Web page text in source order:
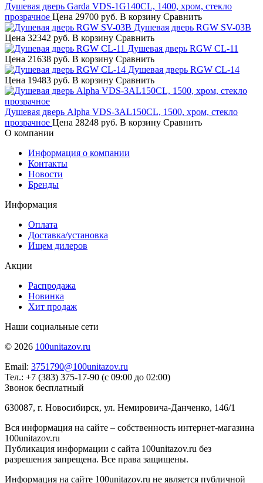
Душевая дверь Garda VDS-1G140CL, 1400, хром, стекло
прозрачное Цена 29700 руб. В корзину Сравнить
Душевая дверь RGW SV-03B
Цена 32342 руб. В корзину Сравнить
Душевая дверь RGW CL-11
Цена 21638 руб. В корзину Сравнить
Душевая дверь RGW CL-14
Цена 19483 руб. В корзину Сравнить
Душевая дверь Alpha VDS-3AL150CL, 1500, хром, стекло
прозрачное Цена 28248 руб. В корзину Сравнить
О компании
Информация о компании
Контакты
Новости
Бренды
Информация
Оплата
Доставка/установка
Ищем дилеров
Акции
Распродажа
Новинка
Хит продаж
Наши социальные сети
© 2026 100unitazov.ru
Email: 3751790@100unitazov.ru
Тел.: +7 (383) 375-17-90 (с 09:00 до 02:00)
Звонок бесплатный
630087, г. Новосибирск, ул. Немировича-Данченко, 146/1
Вся информация на сайте – собственность интернет-магазина
100unitazov.ru
Публикация информации с сайта 100unitazov.ru без
разрешения запрещена. Все права защищены.
Информация на сайте 100unitazov.ru не является публичной